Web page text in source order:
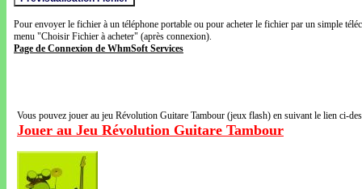
Pour envoyer le fichier à un téléphone portable ou pour acheter le fichier par un simple
menu "Choisir Fichier à acheter" (après connexion).
Page de Connexion de WhmSoft Services
Vous pouvez jouer au jeu Révolution Guitare Tambour (jeux flash) en suivant le lien ci-
Jouer au Jeu Révolution Guitare Tambour